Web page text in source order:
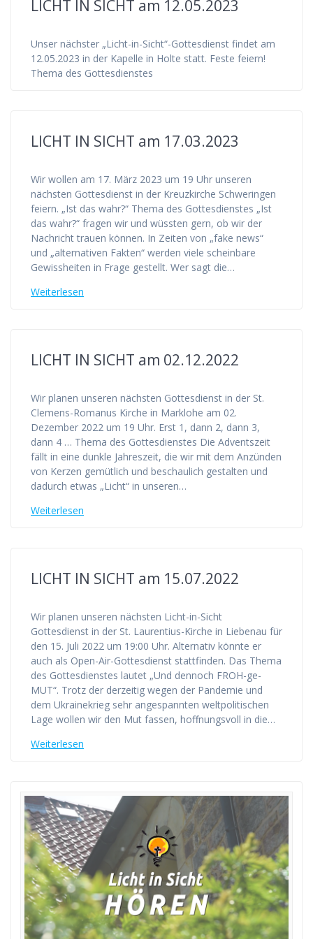
LICHT IN SICHT am 12.05.2023
Unser nächster „Licht-in-Sicht“-Gottesdienst findet am
12.05.2023 in der Kapelle in Holte statt. Feste feiern!
Thema des Gottesdienstes
LICHT IN SICHT am 17.03.2023
Wir wollen am 17. März 2023 um 19 Uhr unseren
nächsten Gottesdienst in der Kreuzkirche Schweringen
feiern. „Ist das wahr?“ Thema des Gottesdienstes „Ist
das wahr?“ fragen wir und wüssten gern, ob wir der
Nachricht trauen können. In Zeiten von „fake news“
und „alternativen Fakten“ werden viele scheinbare
Gewissheiten in Frage gestellt. Wer sagt die…
Weiterlesen
LICHT IN SICHT am 02.12.2022
Wir planen unseren nächsten Gottesdienst in der St.
Clemens-Romanus Kirche in Marklohe am 02.
Dezember 2022 um 19 Uhr. Erst 1, dann 2, dann 3,
dann 4 … Thema des Gottesdienstes Die Adventszeit
fällt in eine dunkle Jahreszeit, die wir mit dem Anzünden
von Kerzen gemütlich und beschaulich gestalten und
dadurch etwas „Licht“ in unseren…
Weiterlesen
LICHT IN SICHT am 15.07.2022
Wir planen unseren nächsten Licht-in-Sicht
Gottesdienst in der St. Laurentius-Kirche in Liebenau für
den 15. Juli 2022 um 19:00 Uhr. Alternativ könnte er
auch als Open-Air-Gottesdienst stattfinden. Das Thema
des Gottesdienstes lautet „Und dennoch FROH-ge-
MUT“. Trotz der derzeitig wegen der Pandemie und
dem Ukrainekrieg sehr angespannten weltpolitischen
Lage wollen wir den Mut fassen, hoffnungsvoll in die…
Weiterlesen